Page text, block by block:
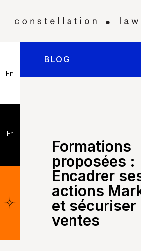
En
Fr
BLOG
Formations
proposées :
Encadrer
actions
et sécuriser
ventes